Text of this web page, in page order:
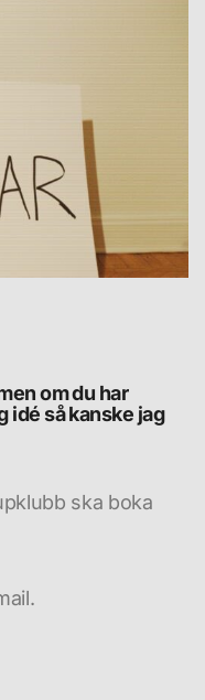
om du har
idé så kanske jag
ska boka